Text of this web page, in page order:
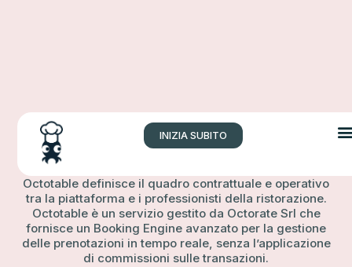
INIZIA SUBITO
Termini e condizioni
La sezione dedicata ai termini e condizioni di
Octotable definisce il quadro contrattuale e operativo
tra la piattaforma e i professionisti della ristorazione.
Octotable è un servizio gestito da Octorate Srl che
fornisce un Booking Engine avanzato per la gestione
delle prenotazioni in tempo reale, senza l’applicazione
di commissioni sulle transazioni.